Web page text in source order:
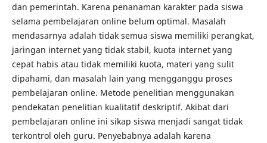
dan pemerintah. Karena penanaman karakter pada siswa
selama pembelajaran online belum optimal. Masalah
mendasarnya adalah tidak semua siswa memiliki perangkat,
jaringan internet yang tidak stabil, kuota internet yang
cepat habis atau tidak memiliki kuota, materi yang sulit
dipahami, dan masalah lain yang mengganggu proses
pembelajaran online. Metode penelitian menggunakan
pendekatan penelitian kualitatif deskriptif. Akibat dari
pembelajaran online ini sikap siswa menjadi sangat tidak
terkontrol oleh guru. Penyebabnya adalah karena